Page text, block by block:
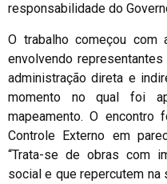
responsabilidade do
O trabalho começou com
envolvendo
administração direta e
momento no qual foi
mapeamento. O
Controle Externo em
“Trata-se de obras com
social e que repercutem